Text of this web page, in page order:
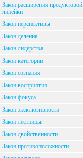
Закон расширения продуктовой
линейки
Закон перспективы
Закон деления
Закон лидерства
Закон категории
Закон сознания
Закон восприятия
Закон фокуса
Закон эксклюзивности
Закон лестницы
Закон двойственности
Закон противоположности